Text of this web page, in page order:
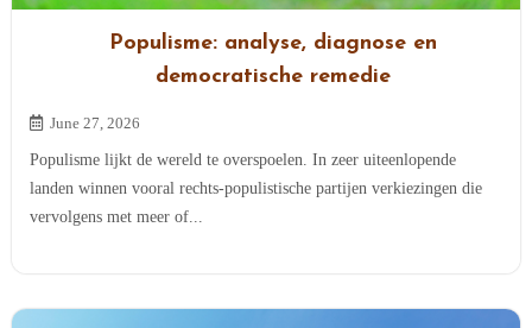
Populisme: analyse, diagnose en
democratische remedie
June 27, 2026
Populisme lijkt de wereld te overspoelen. In zeer uiteenlopende
landen winnen vooral rechts-populistische partijen verkiezingen die
vervolgens met meer of...